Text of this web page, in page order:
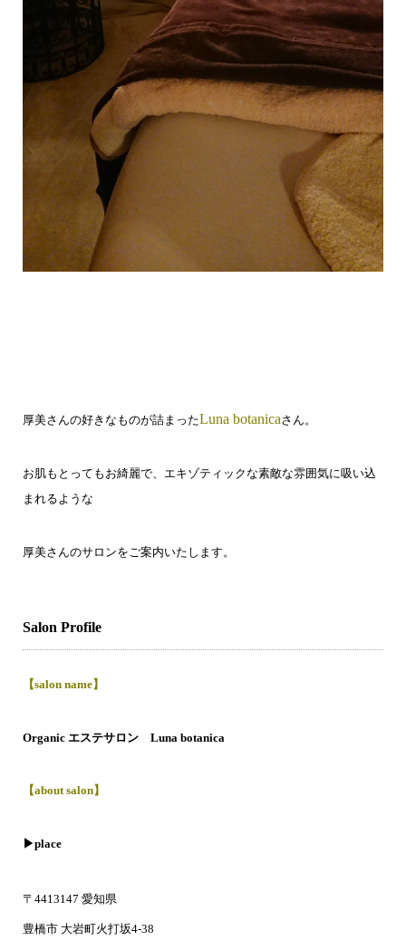
厚美さんの好きなものが詰まったLuna botanicaさん。
お肌もとってもお綺麗で、エキゾティックな素敵な雰囲気に吸い込
まれるような
厚美さんのサロンをご案内いたします。
Salon Profile
【salon name】
Organic エステサロン Luna botanica
【about salon】
▶︎place
〒4413147 愛知県
豊橋市 大岩町火打坂4‐38